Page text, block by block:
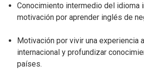
Conocimiento intermedio del idioma
motivación por aprender inglés de
Motivación por vivir una experiencia
internacional y profundizar
países.